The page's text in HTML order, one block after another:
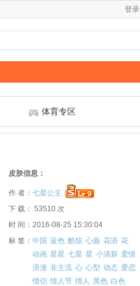
登录
体育专区
皮肤信息：
作 者： 七星公主
下 载： 53510 次
时 间：2016-08-25 15:30:04
标 签： 中国 蓝色 酷炫 心曲 花语 花
动画 星星 七星 星 小清新 爱情
浪漫 非主流 心 心型 动态 爱恋
情侣 情人节 情人 黑色 白色